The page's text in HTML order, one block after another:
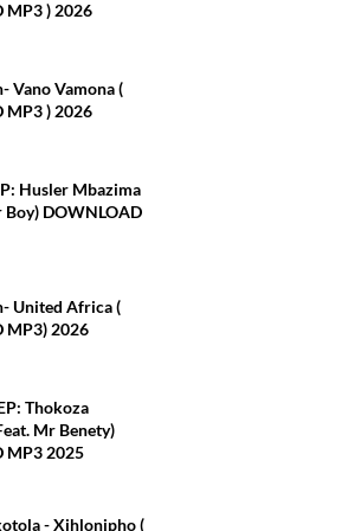
MP3 ) 2026
Vano Vamona (
MP3 ) 2026
Husler Mbazima
Boy) DOWNLOAD
United Africa (
MP3) 2026
Thokoza
Mr Benety)
MP3 2025
- Xihlonipho (